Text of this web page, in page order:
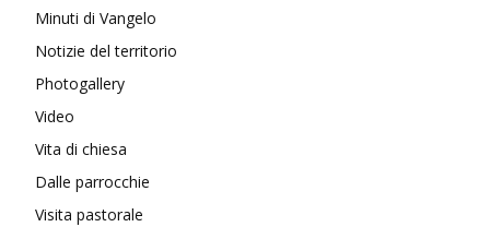
Minuti di Vangelo
Notizie del territorio
Photogallery
Video
Vita di chiesa
Dalle parrocchie
Visita pastorale